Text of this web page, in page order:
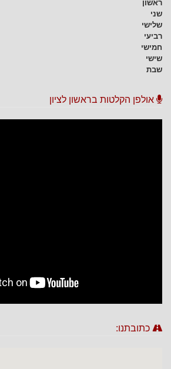
ראשון
שני
שלישי
רביעי
חמישי
שישי
שבת
אולפן הקלטות בראשון לציון
כתובתנו: